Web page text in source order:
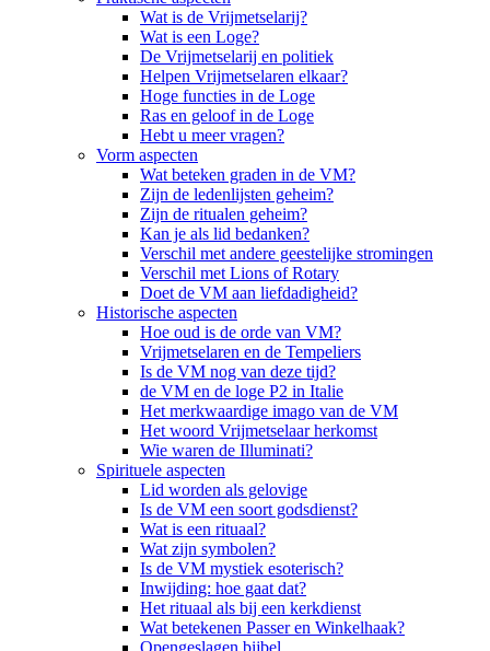
Wat is de Vrijmetselarij?
Wat is een Loge?
De Vrijmetselarij en politiek
Helpen Vrijmetselaren elkaar?
Hoge functies in de Loge
Ras en geloof in de Loge
Hebt u meer vragen?
Vorm aspecten
Wat beteken graden in de VM?
Zijn de ledenlijsten geheim?
Zijn de ritualen geheim?
Kan je als lid bedanken?
Verschil met andere geestelijke stromingen
Verschil met Lions of Rotary
Doet de VM aan liefdadigheid?
Historische aspecten
Hoe oud is de orde van VM?
Vrijmetselaren en de Tempeliers
Is de VM nog van deze tijd?
de VM en de loge P2 in Italie
Het merkwaardige imago van de VM
Het woord Vrijmetselaar herkomst
Wie waren de Illuminati?
Spirituele aspecten
Lid worden als gelovige
Is de VM een soort godsdienst?
Wat is een rituaal?
Wat zijn symbolen?
Is de VM mystiek esoterisch?
Inwijding: hoe gaat dat?
Het rituaal als bij een kerkdienst
Wat betekenen Passer en Winkelhaak?
Opengeslagen bijbel